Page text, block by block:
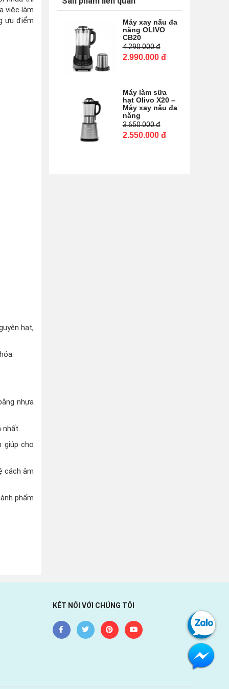
việc làm
ưu điểm
hạt,
nhựa
giúp cho
cách âm
phẩm
Máy xay nấu đa
năng OLIVO
CB20
4.290.000đ
2.990.000 đ
Máy làm sữa
hạt Olivo X20 –
Máy xay nấu đa
năng
3.650.000đ
2.550.000 đ
KẾT NỐI VỚI CHÚNG TÔI